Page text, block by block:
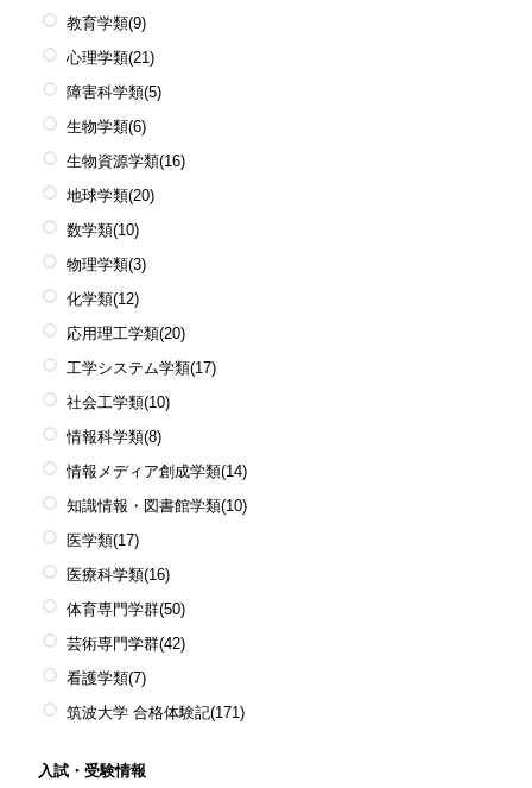
教育学類(9)
心理学類(21)
障害科学類(5)
生物学類(6)
生物資源学類(16)
地球学類(20)
数学類(10)
物理学類(3)
化学類(12)
応用理工学類(20)
工学システム学類(17)
社会工学類(10)
情報科学類(8)
情報メディア創成学類(14)
知識情報・図書館学類(10)
医学類(17)
医療科学類(16)
体育専門学群(50)
芸術専門学群(42)
看護学類(7)
筑波大学 合格体験記(171)
入試・受験情報